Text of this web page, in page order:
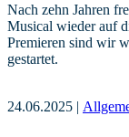
Nach zehn Jahren
Musical wieder auf
Premieren sind wir
gestartet.
24.06.2025 |